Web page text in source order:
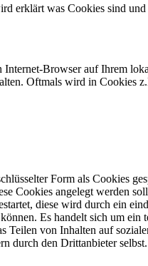
erklärt was Cookies sind
Browser auf Ihrem
Oftmals wird in Cookies
Form als Cookies
Cookies angelegt werden
diese wird durch ein
Es handelt sich um
von Inhalten auf
durch den Drittanbieter selbst.